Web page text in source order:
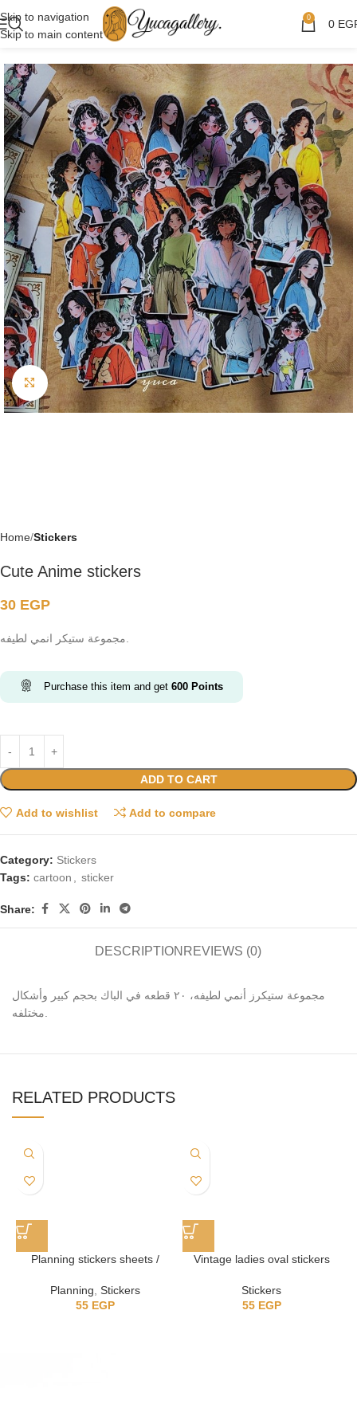
Skip to navigation
Skip to main content
0 0
Click to enlarge
Home Stickers
Cute Anime stickers
30 EGP
Purchase this item and get 600 Points
ADD TO CART
Add to wishlist Add to compare
Category: Stickers
Tags: cartoon , sticker
Share:
DESCRIPTION REVIEWS (0)
مجموعة ستيكرز أنمي لطيفه، ٢٠ قطعه في الباك بحجم كبير وأشكال
مختلفه.
RELATED PRODUCTS
Planning stickers sheets /
Planning, Stickers
55 EGP
Vintage ladies oval stickers
Stickers
55 EGP